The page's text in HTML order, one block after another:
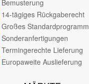
Bemusterung
14-tägiges Rückgaberecht
Großes Standardprogramm
Sonderanfertigungen
Termingerechte Lieferung
Europaweite Auslieferung